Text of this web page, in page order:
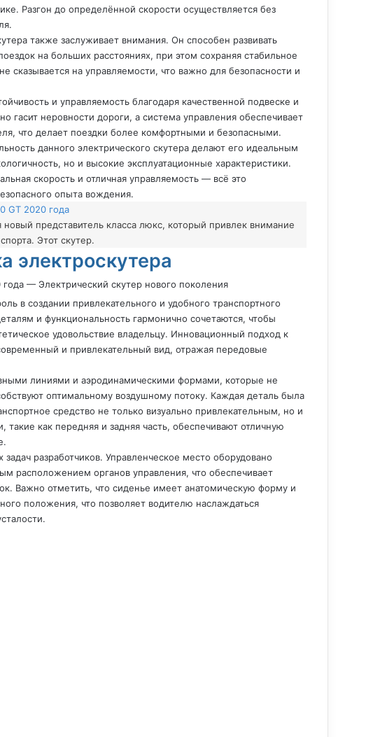
Разгон до определённой скорости осуществляется без
также заслуживает внимания. Он способен развивать
на больших расстояниях, при этом сохраняя стабильное
сказывается на управляемости, что важно для безопасности и
и управляемость благодаря качественной подвеске и
гасит неровности дороги, а система управления обеспечивает
что делает поездки более комфортными и безопасными.
данного электрического скутера делают его идеальным
но и высокие эксплуатационные характеристики.
скорость и отличная управляемость — всё это
опыта вождения.
GT 2020 года
представитель класса люкс, который привлек внимание
Этот скутер.
электроскутера
в создании привлекательного и удобного транспортного
и функциональность гармонично сочетаются, чтобы
удовольствие владельцу. Инновационный подход к
и привлекательный вид, отражая передовые
линиями и аэродинамическими формами, которые не
оптимальному воздушному потоку. Каждая деталь была
средство не только визуально привлекательным, но и
как передняя и задняя часть, обеспечивают отличную
задач разработчиков. Управленческое место оборудовано
расположением органов управления, что обеспечивает
Важно отметить, что сиденье имеет анатомическую форму и
положения, что позволяет водителю наслаждаться